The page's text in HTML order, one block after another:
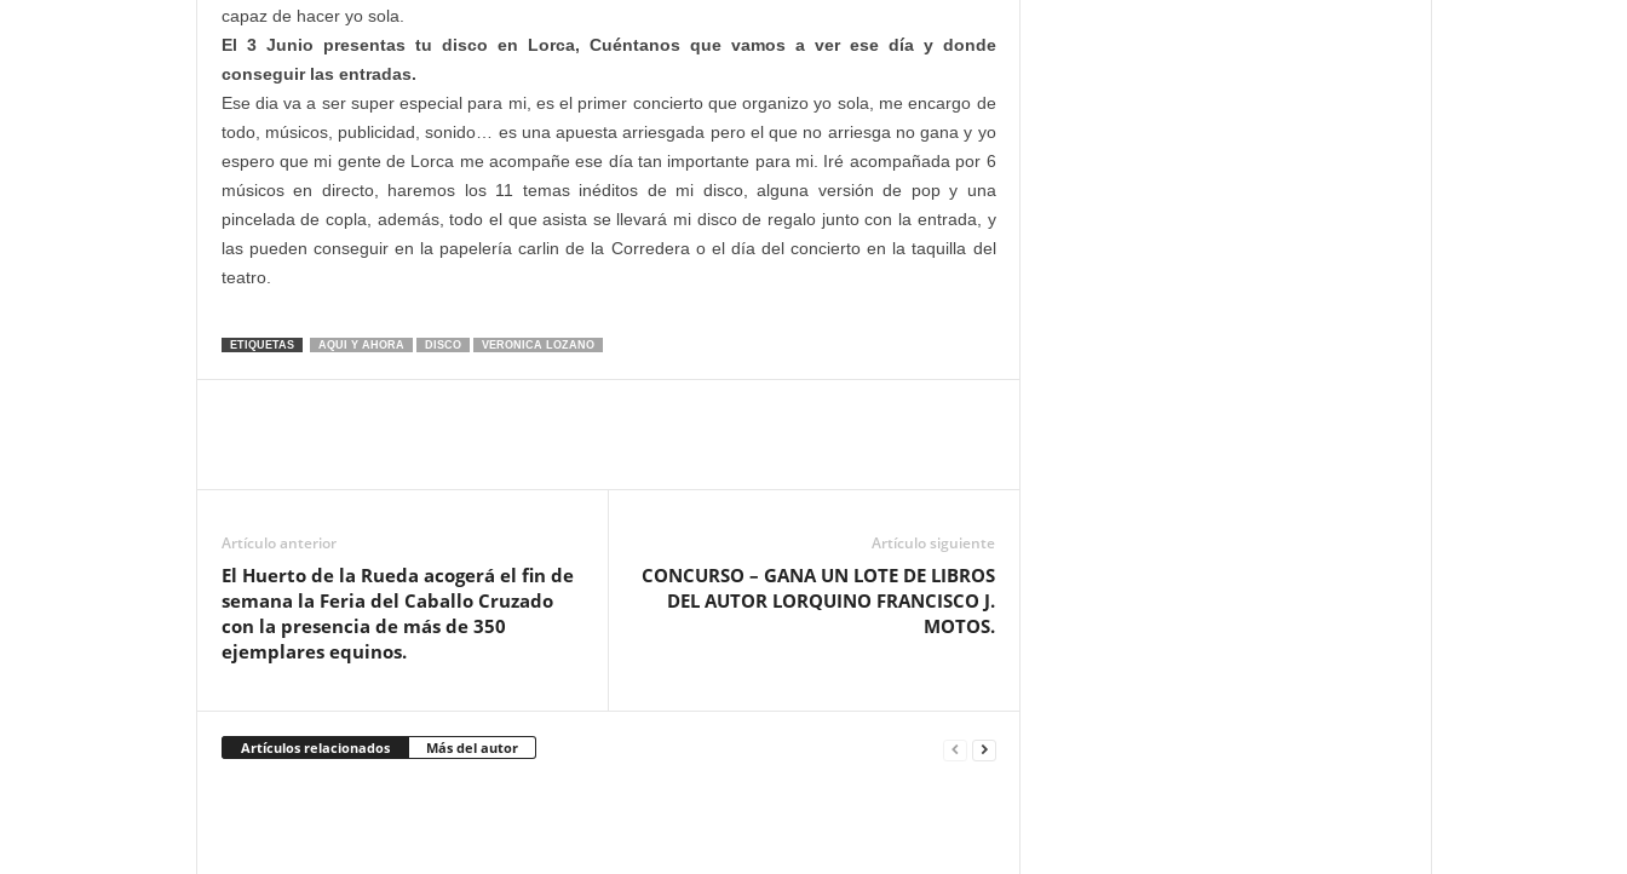
capaz de hacer yo sola.
El 3 Junio presentas tu disco en Lorca, Cuéntanos que vamos a ver ese día y donde
conseguir las entradas.
Ese dia va a ser super especial para mi, es el primer concierto que organizo yo sola, me encargo de
todo, músicos, publicidad, sonido… es una apuesta arriesgada pero el que no arriesga no gana y yo
espero que mi gente de Lorca me acompañe ese día tan importante para mi. Iré acompañada por 6
músicos en directo, haremos los 11 temas inéditos de mi disco, alguna versión de pop y una
pincelada de copla, además, todo el que asista se llevará mi disco de regalo junto con la entrada, y
las pueden conseguir en la papelería carlin de la Corredera o el día del concierto en la taquilla del
teatro.
ETIQUETAS AQUI Y AHORA DISCO VERONICA LOZANO
Artículo anterior
El Huerto de la Rueda acogerá el fin de
semana la Feria del Caballo Cruzado
con la presencia de más de 350
ejemplares equinos.
Artículo siguiente
CONCURSO – GANA UN LOTE DE LIBROS
DEL AUTOR LORQUINO FRANCISCO J.
MOTOS.
Artículos relacionados Más del autor